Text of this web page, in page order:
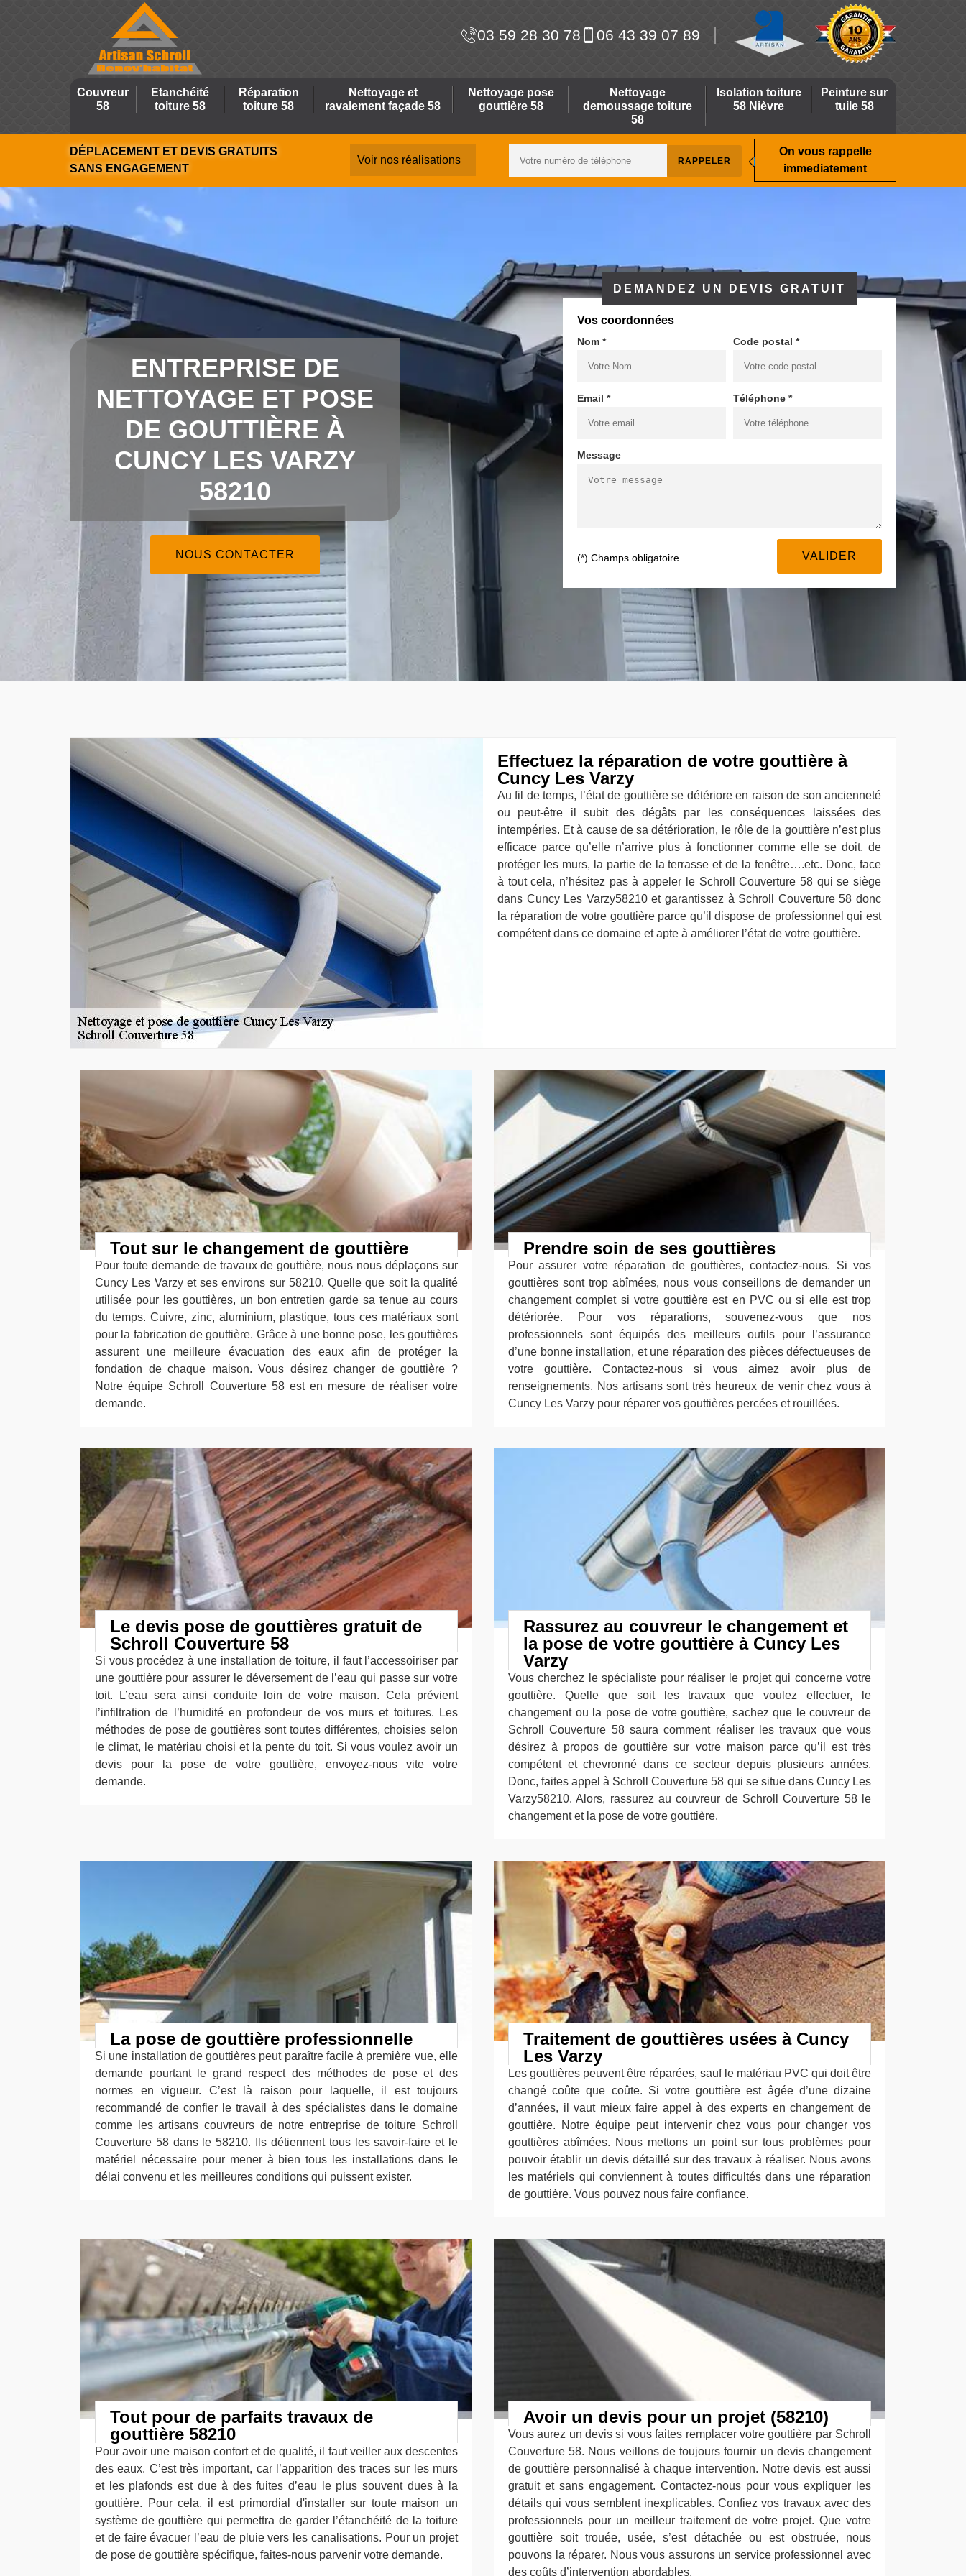
03 59 28 30 78 06 43 39 07 89
Couvreur
58
Etanchéité
toiture 58
Réparation
toiture 58
Nettoyage et
ravalement façade 58
Nettoyage pose
gouttière 58
Nettoyage
demoussage toiture
58
Isolation toiture
58 Nièvre
Peinture sur
tuile 58
DÉPLACEMENT ET DEVIS GRATUITS
SANS ENGAGEMENT
Voir nos réalisations
On vous rappelle
immediatement
ENTREPRISE DE
NETTOYAGE ET POSE
DE GOUTTIÈRE À
CUNCY LES VARZY
58210
NOUS CONTACTER
DEMANDEZ UN DEVIS GRATUIT
Vos coordonnées
Nom * Code postal *
Email * Téléphone *
Message
(*) Champs obligatoire
Effectuez la réparation de votre gouttière à
Cuncy Les Varzy
Au fil de temps, l’état de gouttière se détériore en raison de son ancienneté
ou peut-être il subit des dégâts par les conséquences laissées des
intempéries. Et à cause de sa détérioration, le rôle de la gouttière n’est plus
efficace parce qu’elle n’arrive plus à fonctionner comme elle se doit, de
protéger les murs, la partie de la terrasse et de la fenêtre….etc. Donc, face
à tout cela, n’hésitez pas à appeler le Schroll Couverture 58 qui se siège
dans Cuncy Les Varzy58210 et garantissez à Schroll Couverture 58 donc
la réparation de votre gouttière parce qu’il dispose de professionnel qui est
compétent dans ce domaine et apte à améliorer l’état de votre gouttière.
Tout sur le changement de gouttière
Pour toute demande de travaux de gouttière, nous nous déplaçons sur
Cuncy Les Varzy et ses environs sur 58210. Quelle que soit la qualité
utilisée pour les gouttières, un bon entretien garde sa tenue au cours
du temps. Cuivre, zinc, aluminium, plastique, tous ces matériaux sont
pour la fabrication de gouttière. Grâce à une bonne pose, les gouttières
assurent une meilleure évacuation des eaux afin de protéger la
fondation de chaque maison. Vous désirez changer de gouttière ?
Notre équipe Schroll Couverture 58 est en mesure de réaliser votre
demande.
Prendre soin de ses gouttières
Pour assurer votre réparation de gouttières, contactez-nous. Si vos
gouttières sont trop abîmées, nous vous conseillons de demander un
changement complet si votre gouttière est en PVC ou si elle est trop
détériorée. Pour vos réparations, souvenez-vous que nos
professionnels sont équipés des meilleurs outils pour l’assurance
d’une bonne installation, et une réparation des pièces défectueuses de
votre gouttière. Contactez-nous si vous aimez avoir plus de
renseignements. Nos artisans sont très heureux de venir chez vous à
Cuncy Les Varzy pour réparer vos gouttières percées et rouillées.
Le devis pose de gouttières gratuit de
Schroll Couverture 58
Si vous procédez à une installation de toiture, il faut l’accessoiriser par
une gouttière pour assurer le déversement de l’eau qui passe sur votre
toit. L’eau sera ainsi conduite loin de votre maison. Cela prévient
l’infiltration de l’humidité en profondeur de vos murs et toitures. Les
méthodes de pose de gouttières sont toutes différentes, choisies selon
le climat, le matériau choisi et la pente du toit. Si vous voulez avoir un
devis pour la pose de votre gouttière, envoyez-nous vite votre
demande.
Rassurez au couvreur le changement et
la pose de votre gouttière à Cuncy Les
Varzy
Vous cherchez le spécialiste pour réaliser le projet qui concerne votre
gouttière. Quelle que soit les travaux que voulez effectuer, le
changement ou la pose de votre gouttière, sachez que le couvreur de
Schroll Couverture 58 saura comment réaliser les travaux que vous
désirez à propos de gouttière sur votre maison parce qu’il est très
compétent et chevronné dans ce secteur depuis plusieurs années.
Donc, faites appel à Schroll Couverture 58 qui se situe dans Cuncy Les
Varzy58210. Alors, rassurez au couvreur de Schroll Couverture 58 le
changement et la pose de votre gouttière.
La pose de gouttière professionnelle
Si une installation de gouttières peut paraître facile à première vue, elle
demande pourtant le grand respect des méthodes de pose et des
normes en vigueur. C’est là raison pour laquelle, il est toujours
recommandé de confier le travail à des spécialistes dans le domaine
comme les artisans couvreurs de notre entreprise de toiture Schroll
Couverture 58 dans le 58210. Ils détiennent tous les savoir-faire et le
matériel nécessaire pour mener à bien tous les installations dans le
délai convenu et les meilleures conditions qui puissent exister.
Traitement de gouttières usées à Cuncy
Les Varzy
Les gouttières peuvent être réparées, sauf le matériau PVC qui doit être
changé coûte que coûte. Si votre gouttière est âgée d’une dizaine
d’années, il vaut mieux faire appel à des experts en changement de
gouttière. Notre équipe peut intervenir chez vous pour changer vos
gouttières abîmées. Nous mettons un point sur tous problèmes pour
pouvoir établir un devis détaillé sur des travaux à réaliser. Nous avons
les matériels qui conviennent à toutes difficultés dans une réparation
de gouttière. Vous pouvez nous faire confiance.
Tout pour de parfaits travaux de
gouttière 58210
Pour avoir une maison confort et de qualité, il faut veiller aux descentes
des eaux. C’est très important, car l’apparition des traces sur les murs
et les plafonds est due à des fuites d’eau le plus souvent dues à la
gouttière. Pour cela, il est primordial d'installer sur toute maison un
système de gouttière qui permettra de garder l’étanchéité de la toiture
et de faire évacuer l’eau de pluie vers les canalisations. Pour un projet
de pose de gouttière spécifique, faites-nous parvenir votre demande.
Avoir un devis pour un projet (58210)
Vous aurez un devis si vous faites remplacer votre gouttière par Schroll
Couverture 58. Nous veillons de toujours fournir un devis changement
de gouttière personnalisé à chaque intervention. Notre devis est aussi
gratuit et sans engagement. Contactez-nous pour vous expliquer les
détails qui vous semblent inexplicables. Confiez vos travaux avec des
professionnels pour un meilleur traitement de votre projet. Que votre
gouttière soit trouée, usée, s’est détachée ou est obstruée, nous
pouvons la réparer. Nous vous assurons un service professionnel avec
des coûts d’intervention abordables.